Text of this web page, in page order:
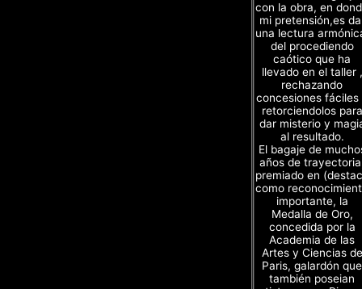
con la obra, en
mi pretensión,es
una lectura
del procediendo
caótico que ha
llevado en el taller ,
rechazando
concesiones fáciles
retorciendolos para
dar misterio y
al resultado.
El bagaje de
años de
premiado en
como
importante, la
Medalla de Oro,
concedida por la
Academia de las
Artes y Ciencias de
Paris, galardón que
también poseian